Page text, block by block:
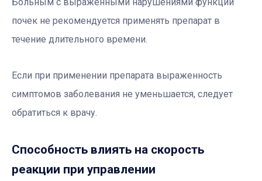
почек не рекомендуется применять препарат в
течение длительного времени.
Если при применении препарата выраженность
симптомов заболевания не уменьшается, следует
обратиться к врачу.
Способность влиять на скорость
реакции при управлении